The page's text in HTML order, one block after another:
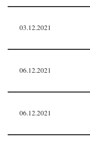
03.12.2021
06.12.2021
06.12.2021